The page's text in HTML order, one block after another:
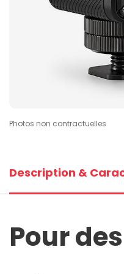
Photos non contractuelles
Description &
Pour